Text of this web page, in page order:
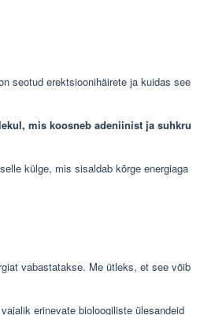
seotud erektsioonihäirete ja kuidas see
mis koosneb adeniinist ja suhkru
külge, mis sisaldab kõrge energiaga
vabastatakse. Me ütleks, et see võib
erinevate bioloogiliste ülesandeid